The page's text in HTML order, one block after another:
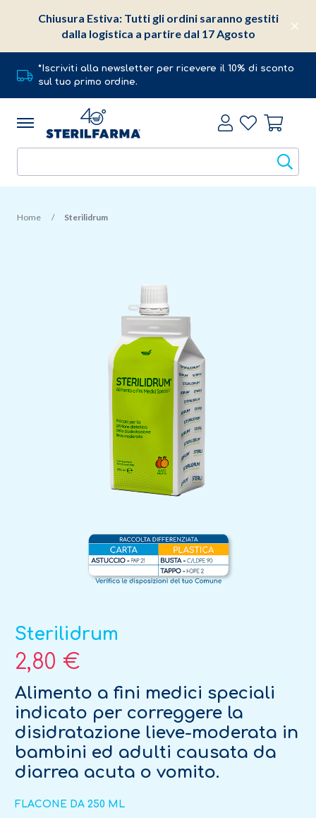
*Iscriviti alla newsletter per ricevere il 10% di sconto
sul tuo primo ordine.
Home Sterilidrum
Sterilidrum
2,80 €
Alimento a fini medici speciali
indicato per correggere la
disidratazione lieve-moderata in
bambini ed adulti causata da
diarrea acuta o vomito.
FLACONE DA 250 ML
Chiusura Estiva: Tutti gli ordini saranno gestiti
dalla logistica a partire dal 17 Agosto